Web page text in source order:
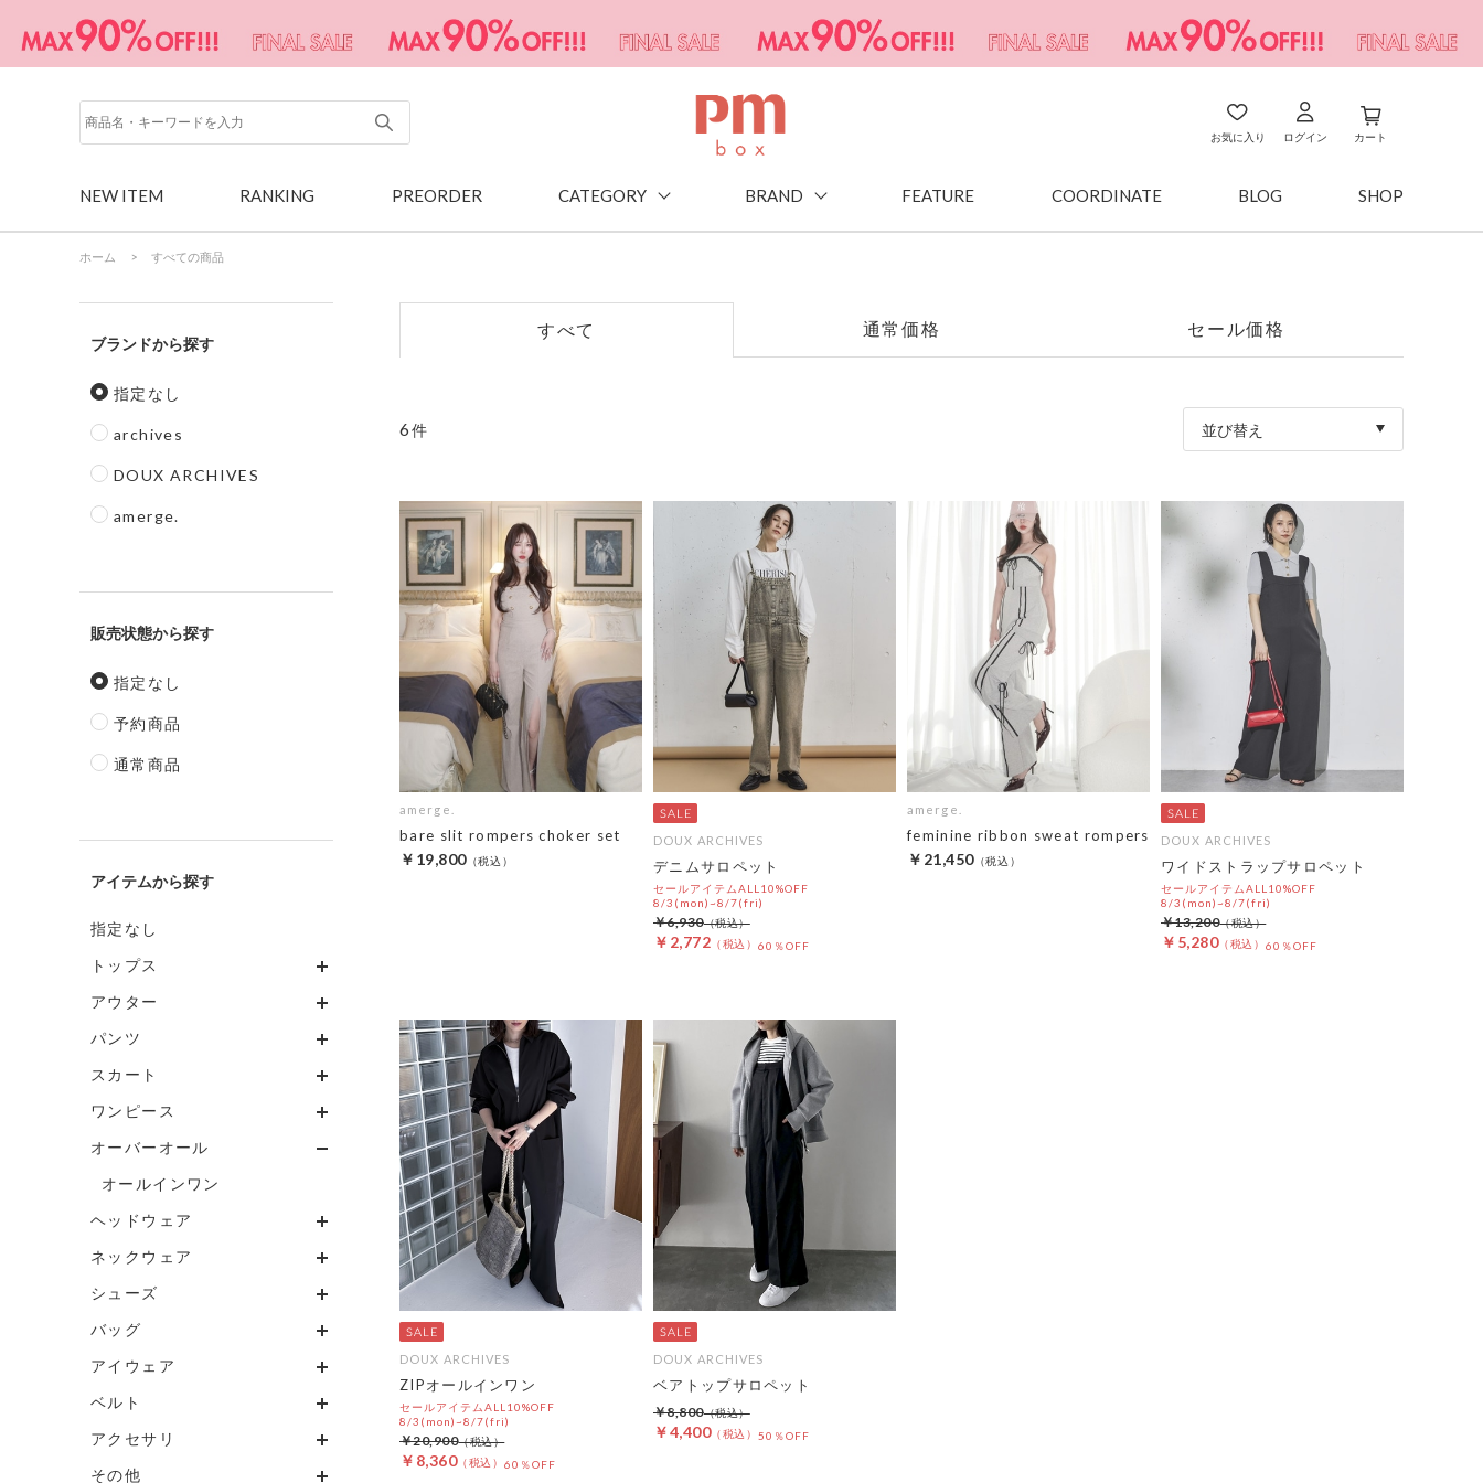
お気に入り ログイン カート
NEW ITEM RANKING PREORDER CATEGORY BRAND FEATURE COORDINATE BLOG SHOP
ホーム > すべての商品
ブランド
指定なし
archives
DOUX ARCHIVES
amerge.
販売状態
指定なし
予約商品
通常商品
アイテム
指定なし
トップス
アウター
パンツ
スカート
ワンピース
オーバーオール
オールインワン
ヘッドウェア
ネックウェア
シューズ
バッグ
アイウェア
ベルト
アクセサリ
その他
すべて 通常価格 セール価格
6件 並び替え
amerge.
bare slit rompers choker set
￥19,800
DOUX ARCHIVES
デニムサロペット
セールアイテムALL10%OFF
8/3(mon)~8/7(fri)
￥2,772 60％OFF
￥6,930
amerge.
feminine ribbon sweat rompers
￥21,450
DOUX ARCHIVES
ワイドストラップサロペット
セールアイテムALL10%OFF
8/3(mon)~8/7(fri)
￥5,280 60％OFF
￥13,200
DOUX ARCHIVES
ZIPオールインワン
セールアイテムALL10%OFF
8/3(mon)~8/7(fri)
￥8,360 60％OFF
￥20,900
DOUX ARCHIVES
ベアトップサロペット
￥4,400 50％OFF
￥8,800